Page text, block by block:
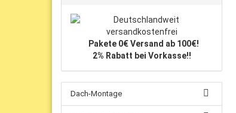
Pakete 0€ Versand ab 100€!
2% Rabatt bei Vorkasse!!
Dach-Montage